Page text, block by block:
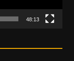
48:13